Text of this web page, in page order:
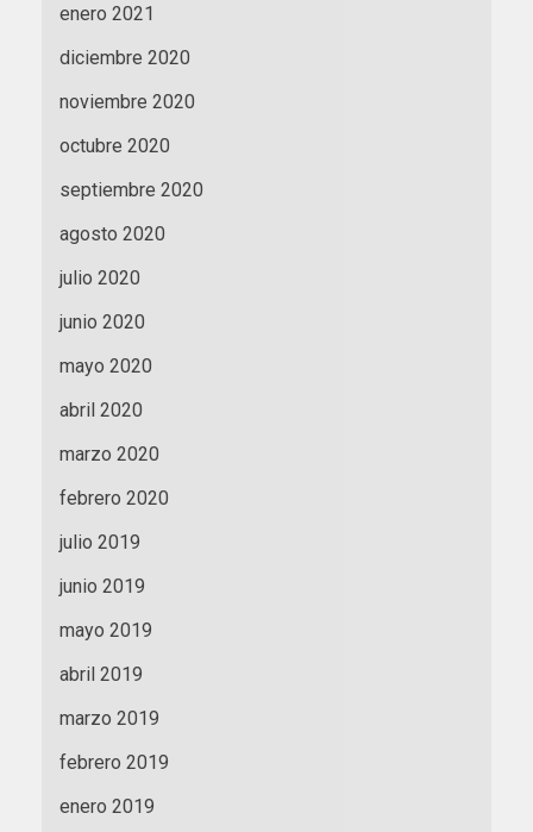
enero 2021
diciembre 2020
noviembre 2020
octubre 2020
septiembre 2020
agosto 2020
julio 2020
junio 2020
mayo 2020
abril 2020
marzo 2020
febrero 2020
julio 2019
junio 2019
mayo 2019
abril 2019
marzo 2019
febrero 2019
enero 2019